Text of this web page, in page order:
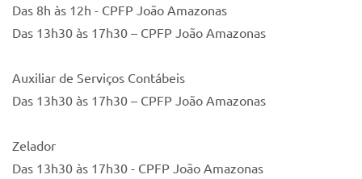
Das 8h às 12h - CPFP João Amazonas
Das 13h30 às 17h30 – CPFP João Amazonas
Auxiliar de Serviços Contábeis
Das 13h30 às 17h30 – CPFP João Amazonas
Zelador
Das 13h30 às 17h30 - CPFP João Amazonas